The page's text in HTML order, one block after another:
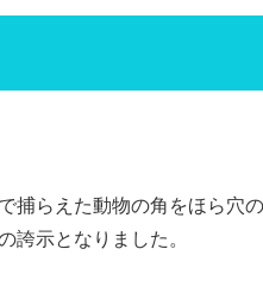
捕らえた動物の角をほら穴
誇示となりました。